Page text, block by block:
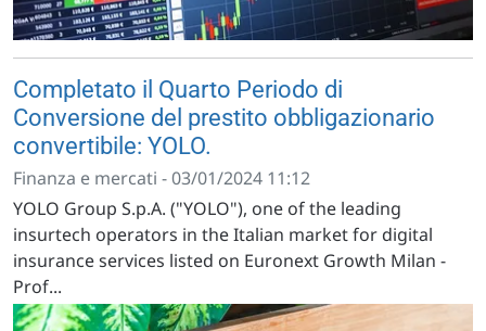
Completato il Quarto Periodo di
Conversione del prestito obbligazionario
convertibile: YOLO.
Finanza e mercati - 03/01/2024 11:12
YOLO Group S.p.A. ("YOLO"), one of the leading
insurtech operators in the Italian market for digital
insurance services listed on Euronext Growth Milan -
Prof...